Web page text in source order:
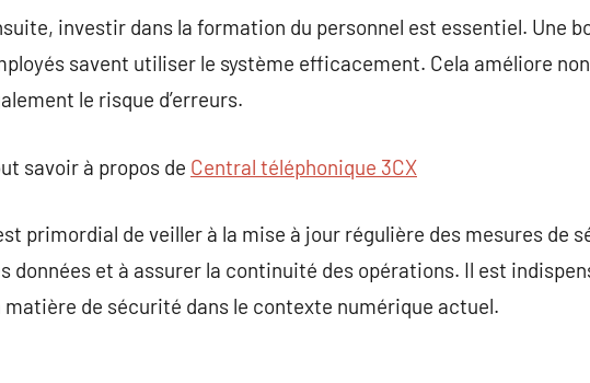
investir dans la formation du personnel est essentiel. Une
savent utiliser le système efficacement. Cela améliore
le risque d’erreurs.
savoir à propos de Central téléphonique 3CX
primordial de veiller à la mise à jour régulière des mesures de
données et à assurer la continuité des opérations. Il est
matière de sécurité dans le contexte numérique actuel.